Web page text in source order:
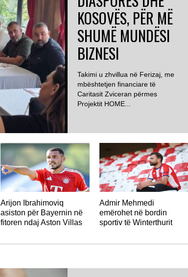
KOSOVËS, PËR MË
SHUMË MUNDËSI
BIZNESI
Takimi u zhvillua në Ferizaj, me
mbështetjen financiare të
Caritasit Zviceran përmes
Projektit HOME...
Arijon Ibrahimoviq
asiston për Bayernin në
fitoren ndaj Aston Villas
Admir Mehmedi
emërohet në bordin
sportiv të Winterthurit